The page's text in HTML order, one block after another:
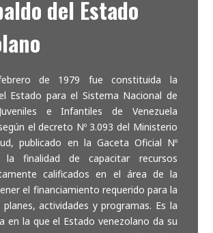
del Estado
de 1979 fue constituida la
Estado para el Sistema Nacional de
e Infantiles de Venezuela
el decreto Nº 3.093 del Ministerio
publicado en la Gaceta Oficial Nº
la finalidad de capacitar recursos
calificados en el área de la
el financiamiento requerido para la
actividades y programas. Es la
en la que el Estado venezolano da su